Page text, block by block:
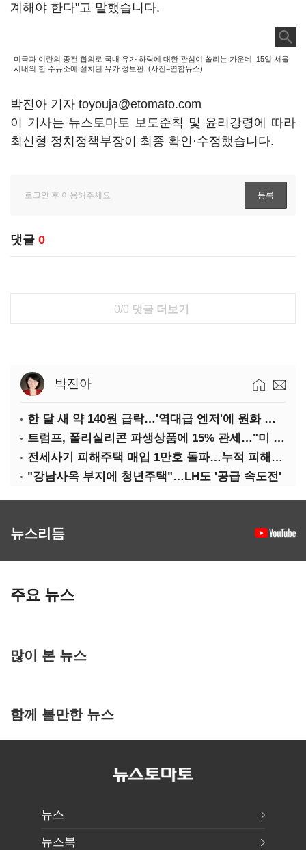
계해야 한다"고 말했습니다.
미국과 이란의 종전 합의로 국내 유가 하락에 대한 관심이 쏠리는 가운데, 15일 서울
시내의 한 주유소에 설치된 유가 정보판. (사진=연합뉴스)
박진아 기자 toyouja@etomato.com
이 기사는 뉴스토마토 보도준칙 및 윤리강령에 따라
최신형 정치정책부장이 최종 확인·수정했습니다.
댓글 0
0/0 댓글 더보기
박진아
한 달 새 약 140원 급락…'역대급 엔저'에 원화 변곡점
트럼프, 폴리실리콘 파생상품에 15% 관세…"미 산업 재건"
전세사기 피해주택 매입 1만호 돌파…누적 피해자 4만278명
"강남사옥 부지에 청년주택"…LH도 '공급 속도전'
뉴스리듬
주요 뉴스
많이 본 뉴스
함께 볼만한 뉴스
뉴스
뉴스북